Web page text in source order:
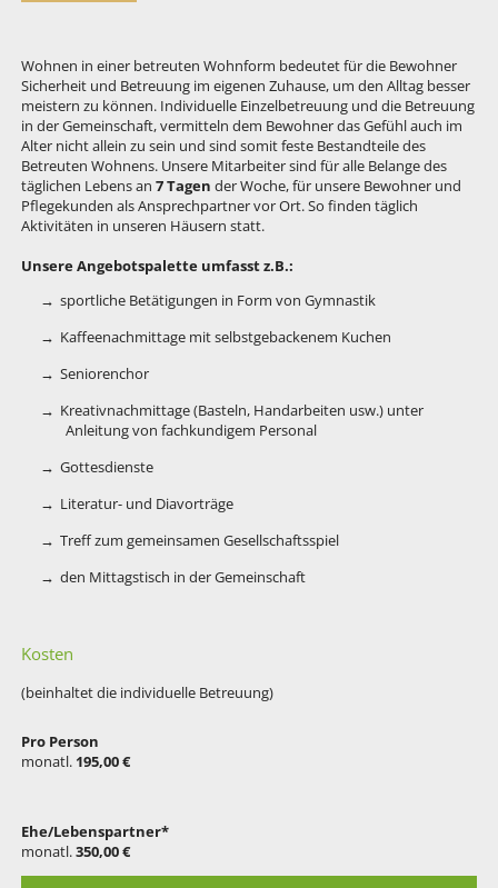
Wohnen in einer betreuten Wohnform bedeutet für die Bewohner
Sicherheit und Betreuung im eigenen Zuhause, um den Alltag besser
meistern zu können. Individuelle Einzelbetreuung und die Betreuung
in der Gemeinschaft, vermitteln dem Bewohner das Gefühl auch im
Alter nicht allein zu sein und sind somit feste Bestandteile des
Betreuten Wohnens. Unsere Mitarbeiter sind für alle Belange des
täglichen Lebens an 7 Tagen der Woche, für unsere Bewohner und
Pflegekunden als Ansprechpartner vor Ort. So finden täglich
Aktivitäten in unseren Häusern statt.
Unsere Angebotspalette umfasst z.B.:
sportliche Betätigungen in Form von Gymnastik
Kaffeenachmittage mit selbstgebackenem Kuchen
Seniorenchor
Kreativnachmittage (Basteln, Handarbeiten usw.) unter
Anleitung von fachkundigem Personal
Gottesdienste
Literatur- und Diavorträge
Treff zum gemeinsamen Gesellschaftsspiel
den Mittagstisch in der Gemeinschaft
Kosten
(beinhaltet die individuelle Betreuung)
Pro Person
monatl. 195,00 €
Ehe/Lebenspartner*
monatl.350,00 €